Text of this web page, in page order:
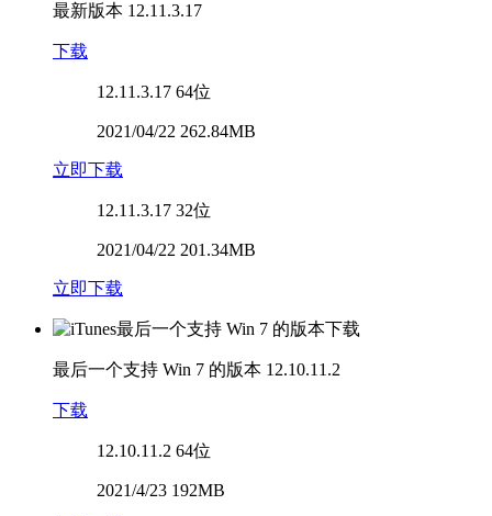
最新版本 12.11.3.17
下载
12.11.3.17 64位
2021/04/22 262.84MB
立即下载
12.11.3.17 32位
2021/04/22 201.34MB
立即下载
最后一个支持 Win 7 的版本 12.10.11.2
下载
12.10.11.2 64位
2021/4/23 192MB